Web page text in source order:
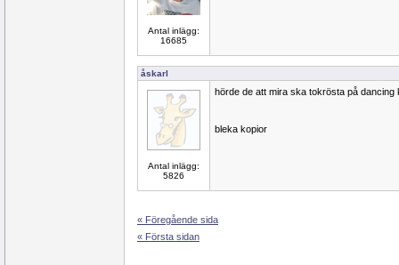
Antal inlägg:
16685
åskarl
Antal inlägg:
5826
hörde de att mira ska tokrösta på dancing
bleka kopior
« Föregående sida
« Första sidan